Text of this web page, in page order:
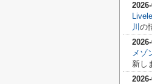
川 の
メゾ
新し